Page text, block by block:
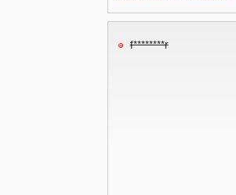
f********r